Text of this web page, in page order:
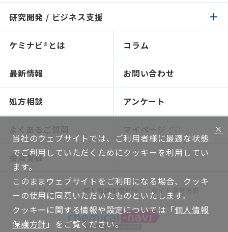
イチオシ原料
認証 / サステナビリティ
感触で選ぶ
NIKO-BEAUTY（コンセプト＆処方提案）
製品検索
イチオシ原料
処方検索
化成品 / 食品トップ
製品検索
ソリューション技術
研究開発 / ビジネス支援
研究開発 / ビジネス支援トップ
人材育成～開放研究室
ショールームのご紹介
ソリューション提案
グローバルネットワーク
機能評価
WEB講座
技術ハンドブック
ケミナビ®とは コラム
最新情報 お問い合わせ
処方相談 アンケート
会員登録
サイトマップ 個人情報保護方針 サイト運営方針
×
当社のウェブサイトでは、ご利用者様に最適な状態
でご利用していただくためにクッキーを利用してい
ます。
このままウェブサイトをご利用になる場合、クッキ
ーの使用に同意いただいたものといたします。
クッキーに関する情報や設定については「個人情報
保護方針 」をご覧ください。